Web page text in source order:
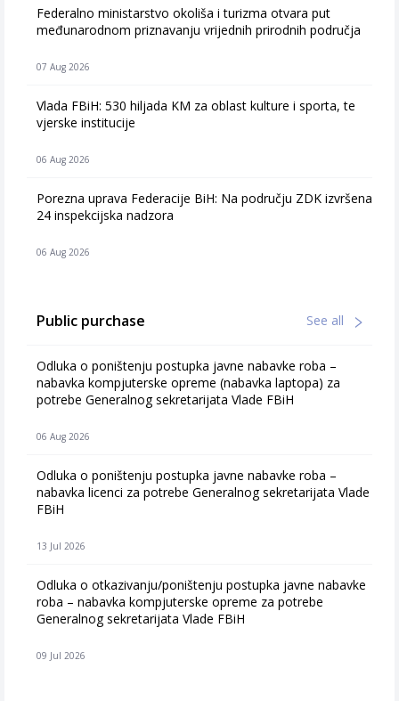
Federalno ministarstvo okoliša i turizma otvara put
međunarodnom priznavanju vrijednih prirodnih područja
07 Aug 2026
Vlada FBiH: 530 hiljada KM za oblast kulture i sporta, te
vjerske institucije
06 Aug 2026
Porezna uprava Federacije BiH: Na području ZDK izvršena
24 inspekcijska nadzora
06 Aug 2026
Public purchase See all
Odluka o poništenju postupka javne nabavke roba –
nabavka kompjuterske opreme (nabavka laptopa) za
potrebe Generalnog sekretarijata Vlade FBiH
06 Aug 2026
Odluka o poništenju postupka javne nabavke roba –
nabavka licenci za potrebe Generalnog sekretarijata Vlade
FBiH
13 Jul 2026
Odluka o otkazivanju/poništenju postupka javne nabavke
roba – nabavka kompjuterske opreme za potrebe
Generalnog sekretarijata Vlade FBiH
09 Jul 2026